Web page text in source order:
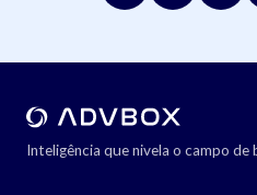
Inteligência que nivela o campo de